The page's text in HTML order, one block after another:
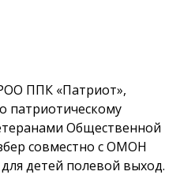
ППК «Патриот»,
патриотическому
Общественной
совместно с ОМОН
детей полевой выход.